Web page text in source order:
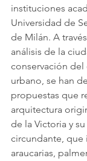
instituciones
Universidad de
de Milán. A
análisis de la
conservación
urbano, se han
propuestas que
arquitectura
de la Victoria y
circundante, que
araucarias,